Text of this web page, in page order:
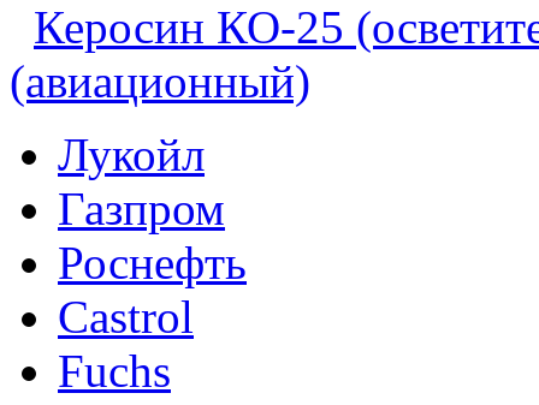
Керосин КО-25
(авиационный)
Лукойл
Газпром
Роснефть
Castrol
Fuchs